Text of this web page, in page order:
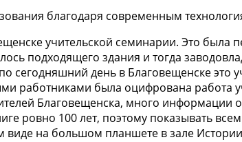
учительской семинарии. Это
подходящего здания и тогда
сегодняшний день в Благовещенске это
была оцифрована работа
Благовещенска, много информации
ровно 100 лет, поэтому показывать
виде на большом планшете в зале